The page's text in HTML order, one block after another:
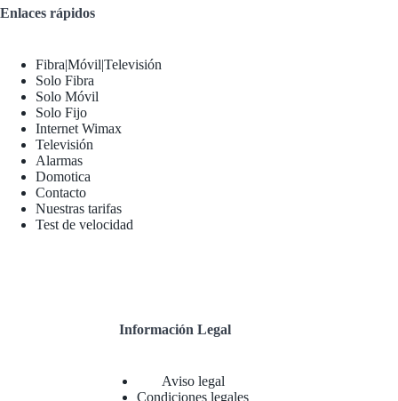
Enlaces rápidos
Fibra|Móvil|Televisión
Solo Fibra
Solo Móvil
Solo Fijo
Internet Wimax
Televisión
Alarmas
Domotica
Contacto
Nuestras tarifas
Test de velocidad
Información Legal
Aviso legal
Condiciones legales